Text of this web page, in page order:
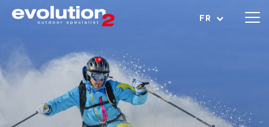
FR
Ouvrir le menu